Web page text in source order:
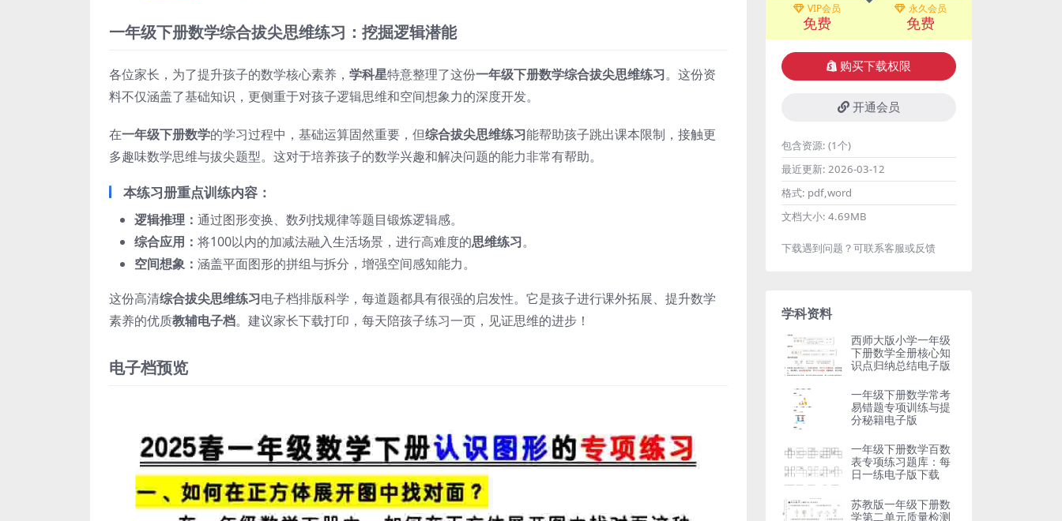
一年级下册数学综合拔尖思维练习：挖掘逻辑潜能
各位家长，为了提升孩子的数学核心素养， 学科星特意整理了这份一年级下册数学综合拔尖思维练习。这份资
料不仅涵盖了基础知识，更侧重于对孩子逻辑思维和空间想象力的深度开发。
在一年级下册数学的学习过程中，基础运算固然重要，但综合拔尖思维练习能帮助孩子跳出课本限制，接触更
多趣味数学思维与拔尖题型。这对于培养孩子的数学兴趣和解决问题的能力非常有帮助。
本练习册重点训练内容：
逻辑推理： 通过图形变换、数列找规律等题目锻炼逻辑感。
综合应用： 将100以内的加减法融入生活场景，进行高难度的思维练习。
空间想象： 涵盖平面图形的拼组与拆分，增强空间感知能力。
这份高清综合拔尖思维练习电子档排版科学，每道题都具有很强的启发性。它是孩子进行课外拓展、提升数学
素养的优质教辅电子档。建议家长下载打印，每天陪孩子练习一页，见证思维的进步！
电子档预览
VIP会员
免费
永久会员
免费
购买下载权限
开通会员
包含资源: (1个)
最近更新: 2026-03-12
格式: pdf,word
文档大小: 4.69MB
下载遇到问题？可联系客服或反馈
学科资料
西师大版小学一年级
下册数学全册核心知
识点归纳总结电子版
一年级下册数学常考
易错题专项训练与提
分秘籍电子版
一年级下册数学百数
表专项练习题库：每
日一练电子版下载
苏教版一年级下册数
学第二单元质量检测